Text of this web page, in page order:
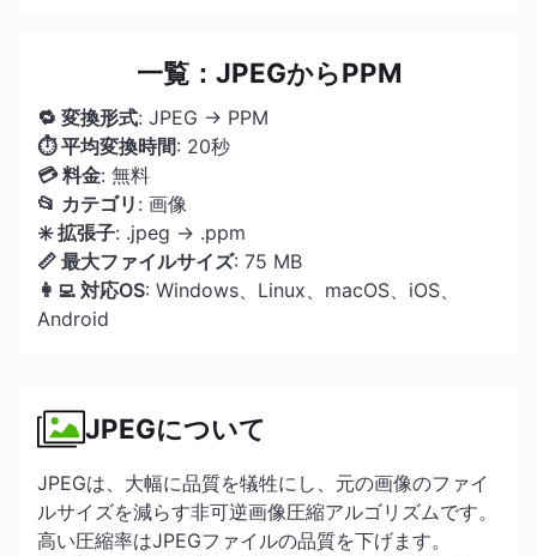
一覧：JPEGからPPM
🔁 変換形式: JPEG → PPM
⏱ 平均変換時間: 20秒
💳 料金: 無料
📂 カテゴリ : 画像
✳️ 拡張子: .jpeg → .ppm
📏 最大ファイルサイズ: 75 MB
👩‍💻 対応OS: Windows、Linux、macOS、iOS、
Android
JPEGについて
JPEGは、大幅に品質を犠牲にし、元の画像のファイ
ルサイズを減らす非可逆画像圧縮アルゴリズムです。
高い圧縮率はJPEGファイルの品質を下げます。